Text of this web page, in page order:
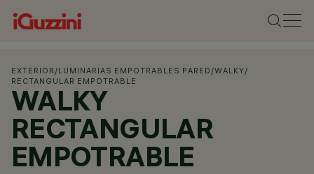
EXTERIOR /LUMINARIAS EMPOTRABLES PARED /WALKY/
RECTANGULAR EMPOTRABLE
WALKY
RECTANGULAR
EMPOTRABLE